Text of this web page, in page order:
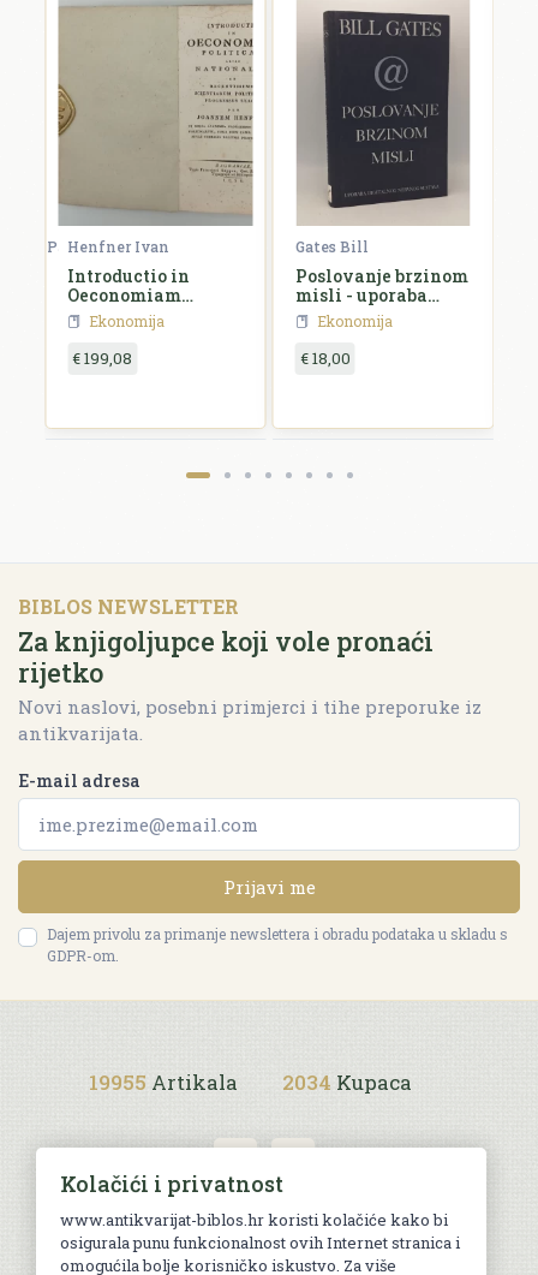
Carlson William | Newbold Paul | Thorne Betty
Henfner Ivan
Introductio in
Oeconomiam
politicam
Ekonomija
€ 199,08
Gates Bill
Poslovanje brzinom
misli - uporaba
digitalnog nervnog
sustava
Ekonomija
€ 18,00
BIBLOS NEWSLETTER
Za knjigoljupce koji vole pronaći
rijetko
Novi naslovi, posebni primjerci i tihe preporuke iz
antikvarijata.
E-mail adresa
Prijavi me
Dajem privolu za primanje newslettera i obradu podataka u skladu s
GDPR-om.
19955 Artikala 2034 Kupaca
Uvjeti kupnje
Kolačići i privatnost
www.antikvarijat-biblos.hr koristi kolačiće kako bi
osigurala punu funkcionalnost ovih Internet stranica i
omogućila bolje korisničko iskustvo. Za više